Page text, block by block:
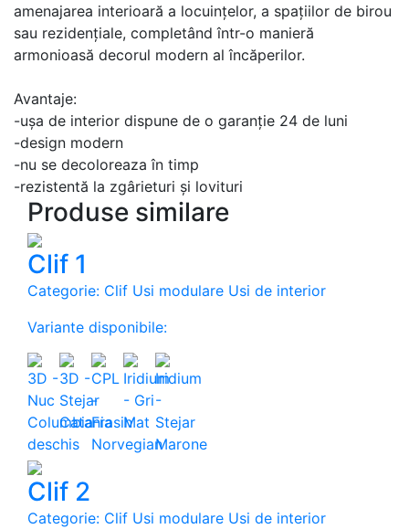
amenajarea interioară a locuințelor, a spațiilor de birou
sau rezidențiale, completând într-o manieră
armonioasă decorul modern al încăperilor.
Avantaje:
-ușa de interior dispune de o garanție 24 de luni
-design modern
-nu se decoloreaza în timp
-rezistentă la zgârieturi și lovituri
Produse similare
Clif 1
Categorie: Clif Usi modulare Usi de interior
Variante disponibile:
Clif 2
Categorie: Clif Usi modulare Usi de interior